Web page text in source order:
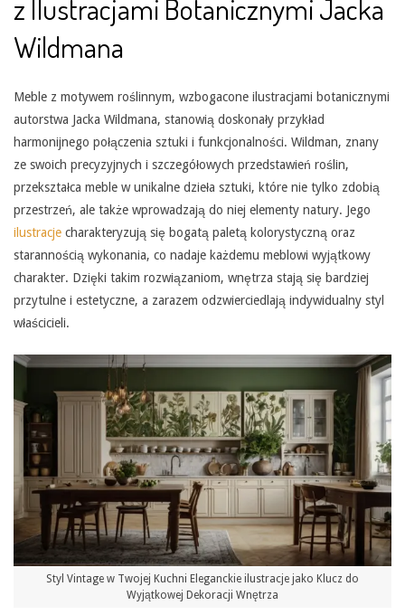
z Ilustracjami Botanicznymi Jacka
Wildmana
Meble z motywem roślinnym, wzbogacone ilustracjami botanicznymi
autorstwa Jacka Wildmana, stanowią doskonały przykład
harmonijnego połączenia sztuki i funkcjonalności. Wildman, znany
ze swoich precyzyjnych i szczegółowych przedstawień roślin,
przekształca meble w unikalne dzieła sztuki, które nie tylko zdobią
przestrzeń, ale także wprowadzają do niej elementy natury. Jego
ilustracje charakteryzują się bogatą paletą kolorystyczną oraz
starannością wykonania, co nadaje każdemu meblowi wyjątkowy
charakter. Dzięki takim rozwiązaniom, wnętrza stają się bardziej
przytulne i estetyczne, a zarazem odzwierciedlają indywidualny styl
właścicieli.
Styl Vintage w Twojej Kuchni Eleganckie ilustracje jako Klucz do
Wyjątkowej Dekoracji Wnętrza